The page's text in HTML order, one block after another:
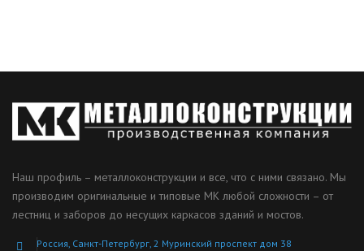
Наш профиль – металлоконструкции и все, что с ними связано. Мы
производим оригинальные и типовые МК любой сложности – от
лестниц и заборов до несущих каркасов зданий и мостов.
Россия, Санкт-Петербург, 2 Муринский проспект дом 38